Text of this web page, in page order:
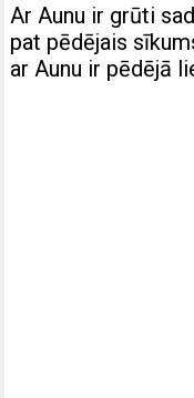
Ar Aunu ir grūti
pat pēdējais
ar Aunu ir pēdējā